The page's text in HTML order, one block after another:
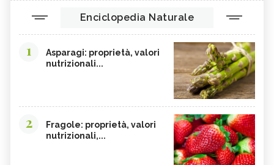
Enciclopedia Naturale
1
Asparagi: proprietà, valori
nutrizionali...
2
Fragole: proprietà, valori
nutrizionali,...